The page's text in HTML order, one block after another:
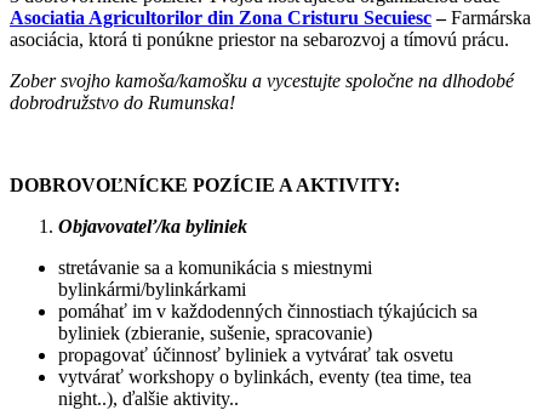
Asociatia Agricultorilor din Zona Cristuru Secuiesc–Farmárska
asociácia, ktorá ti ponúkne priestor na sebarozvoj a tímovú prácu.
Zober svojho kamoša/kamošku a vycestujte spoločne na dlhodobé
dobrodružstvo do Rumunska!
DOBROVOĽNÍCKE POZÍCIE A AKTIVITY:
Objavovateľ/ka byliniek
stretávanie sa a komunikácia s miestnymi
bylinkármi/bylinkárkami
pomáhať im v každodenných činnostiach týkajúcich sa
byliniek (zbieranie, sušenie, spracovanie)
propagovať účinnosť byliniek a vytvárať tak osvetu
vytvárať workshopy o bylinkách, eventy (tea time, tea
night..), ďalšie aktivity..